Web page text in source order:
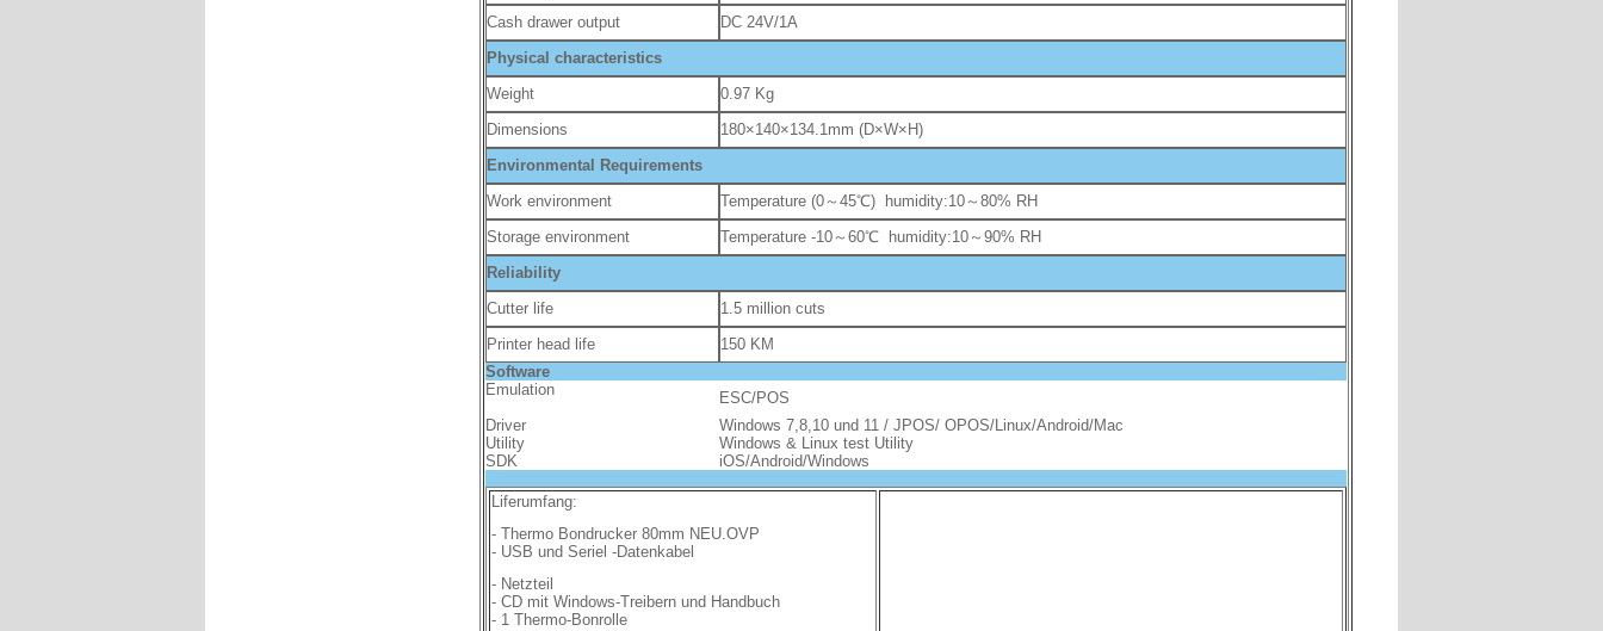
Cash drawer output
DC 24V/1A
Physical characteristics
Weight
0.97 Kg
Dimensions
180×140×134.1mm (D×W×H)
Environmental Requirements
Work environment
Temperature (0～45℃) humidity:10～80% RH
Storage environment
Temperature -10～60℃ humidity:10～90% RH
Reliability
Cutter life
1.5 million cuts
Printer head life
150 KM
Software
Emulation
ESC/POS
Driver
Windows 7,8,10 und 11 / JPOS/ OPOS/Linux/Android/Mac
Utility
Windows & Linux test Utility
SDK
iOS/Android/Windows
Liferumfang:
- Thermo Bondrucker 80mm NEU.OVP
- USB und Seriel -Datenkabel
- Netzteil
- CD mit Windows-Treibern und Handbuch
- 1 Thermo-Bonrolle